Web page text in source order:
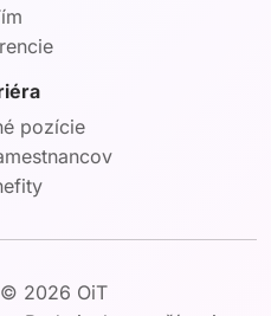
pozície
2026 OiT